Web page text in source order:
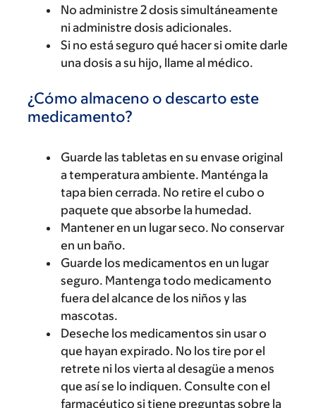
No administre 2 dosis simultáneamente
ni administre dosis adicionales.
Si no está seguro qué hacer si omite darle
una dosis a su hijo, llame al médico.
¿Cómo almaceno o descarto este
medicamento?
Guarde las tabletas en su envase original
a temperatura ambiente. Manténga la
tapa bien cerrada. No retire el cubo o
paquete que absorbe la humedad.
Mantener en un lugar seco. No conservar
en un baño.
Guarde los medicamentos en un lugar
seguro. Mantenga todo medicamento
fuera del alcance de los niños y las
mascotas.
Deseche los medicamentos sin usar o
que hayan expirado. No los tire por el
retrete ni los vierta al desagüe a menos
que así se lo indiquen. Consulte con el
farmacéutico si tiene preguntas sobre la